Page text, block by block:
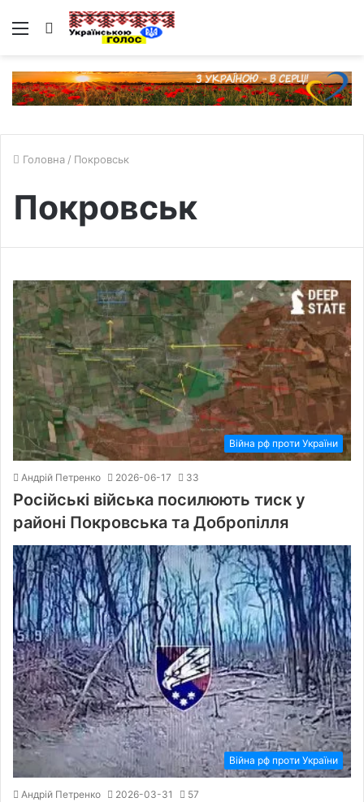
Меню Пошук
Головна / Покровськ
Покровськ
Війна рф проти України
Андрій Петренко 2026-06-17 33
Російські війська посилюють тиск у
районі Покровська та Добропілля
Війна рф проти України
Андрій Петренко 2026-03-31 57